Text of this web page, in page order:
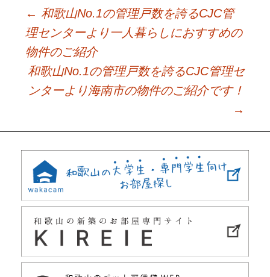
Post
navigation
← 和歌山No.1の管理戸数を誇るCJC管
理センターより一人暮らしにおすすめの
物件のご紹介
和歌山No.1の管理戸数を誇るCJC管理セ
ンターより海南市の物件のご紹介です！
→